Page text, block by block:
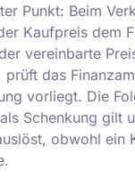
Punkt: Beim
Kaufpreis dem
vereinbarte
prüft das
vorliegt. Die
Schenkung gilt
obwohl ein